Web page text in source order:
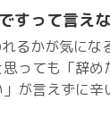
すって言え
るかが気にな
っても「辞
が言えずに辛